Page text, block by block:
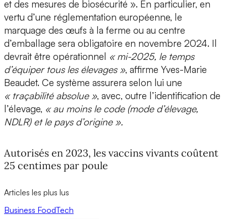
et des mesures de biosécurité ». En particulier, en
vertu d’une réglementation européenne, le
marquage des œufs à la ferme ou au centre
d’emballage sera obligatoire en novembre 2024. Il
devrait être opérationnel « mi-2025, le temps
d’équiper tous les élevages », affirme Yves-Marie
Beaudet. Ce système assurera selon lui une
« traçabilité absolue », avec, outre l’identification de
l’élevage, « au moins le code (mode d’élevage,
NDLR) et le pays d’origine ».
Autorisés en 2023, les vaccins vivants coûtent
25 centimes par poule
Articles les plus lus
Business FoodTech